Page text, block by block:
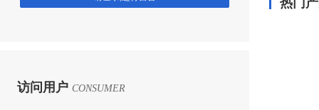
访问用户 CONSUMER
热门